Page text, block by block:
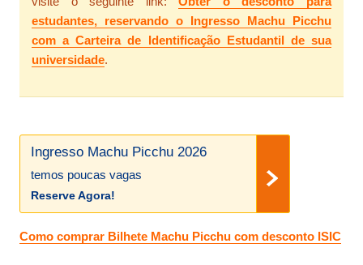
estudantes, reservando o Ingresso Machu Picchu
com a Carteira de Identificação Estudantil de sua
universidade.
Ingresso Machu Picchu 2026
temos poucas vagas
Reserve Agora!
Como comprar Bilhete Machu Picchu com desconto ISIC